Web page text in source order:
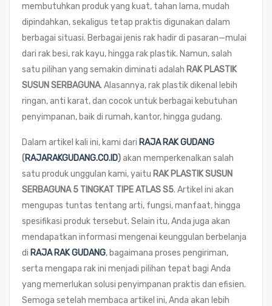
membutuhkan produk yang kuat, tahan lama, mudah
dipindahkan, sekaligus tetap praktis digunakan dalam
berbagai situasi. Berbagai jenis rak hadir di pasaran—mulai
dari rak besi, rak kayu, hingga rak plastik. Namun, salah
satu pilihan yang semakin diminati adalah RAK PLASTIK
SUSUN SERBAGUNA. Alasannya, rak plastik dikenal lebih
ringan, anti karat, dan cocok untuk berbagai kebutuhan
penyimpanan, baik di rumah, kantor, hingga gudang.
Dalam artikel kali ini, kami dari RAJA RAK GUDANG
(RAJARAKGUDANG.CO.ID)akan memperkenalkan salah
satu produk unggulan kami, yaitu RAK PLASTIK SUSUN
SERBAGUNA 5 TINGKAT TIPE ATLAS S5. Artikel ini akan
mengupas tuntas tentang arti, fungsi, manfaat, hingga
spesifikasi produk tersebut. Selain itu, Anda juga akan
mendapatkan informasi mengenai keunggulan berbelanja
di RAJA RAK GUDANG, bagaimana proses pengiriman,
serta mengapa rak ini menjadi pilihan tepat bagi Anda
yang memerlukan solusi penyimpanan praktis dan efisien.
Semoga setelah membaca artikel ini, Anda akan lebih